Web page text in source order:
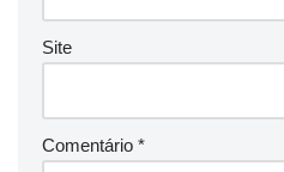
Site
Comentário *